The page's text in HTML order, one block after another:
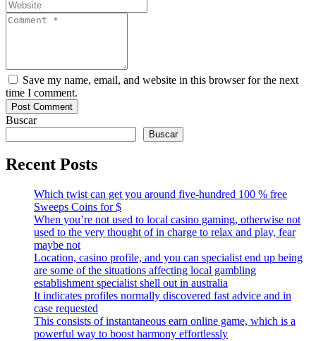
Save my name, email, and website in this browser for the next
time I comment.
Buscar
Buscar
Recent Posts
Which twist can get you around five-hundred 100 % free
Sweeps Coins for $
When you’re not used to local casino gaming, otherwise not
used to the very thought of in charge to relax and play, fear
maybe not
Location, casino profile, and you can specialist end up being
are some of the situations affecting local gambling
establishment specialist shell out in australia
It indicates profiles normally discovered fast advice and in
case requested
This consists of instantaneous earn online game, which is a
powerful way to boost harmony effortlessly